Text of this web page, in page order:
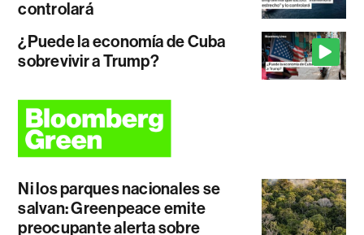
controlará
¿Puede la economía de Cuba
sobrevivir a Trump?
Ni los parques nacionales se
salvan: Greenpeace emite
preocupante alerta sobre